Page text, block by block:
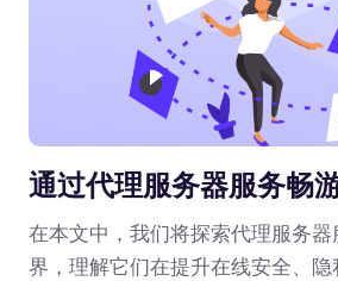
通过代理服务器服务畅
在本文中，我们将探索代理服务
界，理解它们在提升在线安全、